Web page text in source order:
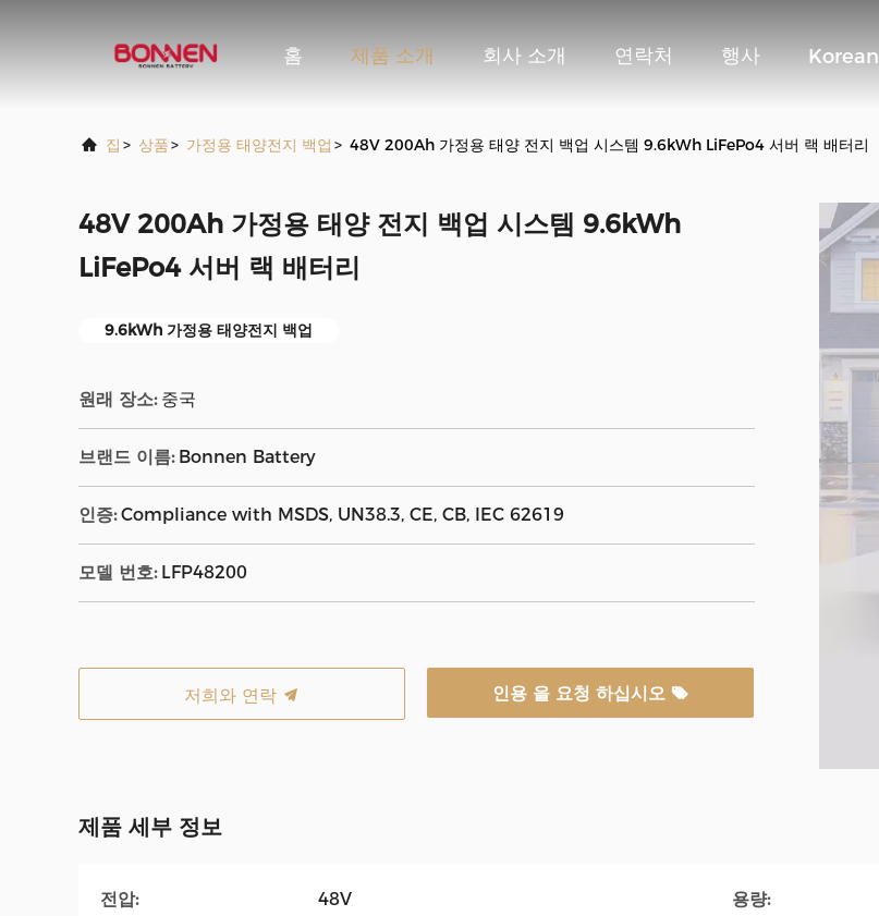
홈 제품 소개 회사 소개 연락처 행사 Korean
집 > 상품> 가정용 태양전지 백업 > 48V 200Ah 가정용 태양 전지 백업 시스템 9.6kWh LiFePo4 서버 랙 배터리
48V 200Ah 가정용 태양 전지 백업 시스템 9.6kWh
LiFePo4 서버 랙 배터리
9.6kWh 가정용 태양전지 백업
원래 장소: 중국
브랜드 이름: Bonnen Battery
인증: Compliance with MSDS, UN38.3, CE, CB, IEC 62619
모델 번호: LFP48200
저희와 연락 인용 을 요청 하십시오
제품 세부 정보
전압: 48V 용량: